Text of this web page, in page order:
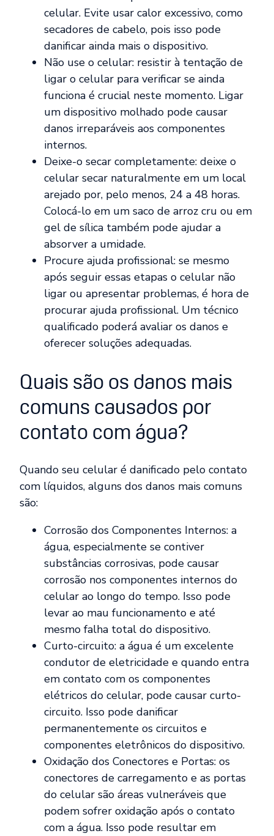
celular. Evite usar calor excessivo, como
secadores de cabelo, pois isso pode
danificar ainda mais o dispositivo.
Não use o celular: resistir à tentação de
ligar o celular para verificar se ainda
funciona é crucial neste momento. Ligar
um dispositivo molhado pode causar
danos irreparáveis aos componentes
internos.
Deixe-o secar completamente: deixe o
celular secar naturalmente em um local
arejado por, pelo menos, 24 a 48 horas.
Colocá-lo em um saco de arroz cru ou em
gel de sílica também pode ajudar a
absorver a umidade.
Procure ajuda profissional: se mesmo
após seguir essas etapas o celular não
ligar ou apresentar problemas, é hora de
procurar ajuda profissional. Um técnico
qualificado poderá avaliar os danos e
oferecer soluções adequadas.
Quais são os danos mais
comuns causados por
contato com água?
Quando seu celular é danificado pelo contato
com líquidos, alguns dos danos mais comuns
são:
Corrosão dos Componentes Internos: a
água, especialmente se contiver
substâncias corrosivas, pode causar
corrosão nos componentes internos do
celular ao longo do tempo. Isso pode
levar ao mau funcionamento e até
mesmo falha total do dispositivo.
Curto-circuito: a água é um excelente
condutor de eletricidade e quando entra
em contato com os componentes
elétricos do celular, pode causar curto-
circuito. Isso pode danificar
permanentemente os circuitos e
componentes eletrônicos do dispositivo.
Oxidação dos Conectores e Portas: os
conectores de carregamento e as portas
do celular são áreas vulneráveis que
podem sofrer oxidação após o contato
com a água. Isso pode resultar em